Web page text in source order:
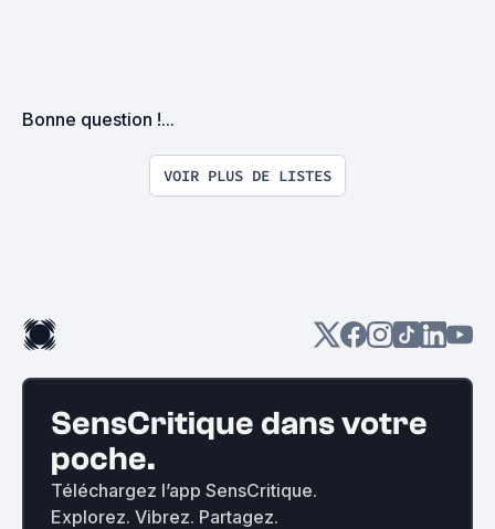
Bonne question !...
VOIR PLUS DE LISTES
SensCritique dans votre
poche.
Téléchargez l’app SensCritique.
Explorez. Vibrez. Partagez.